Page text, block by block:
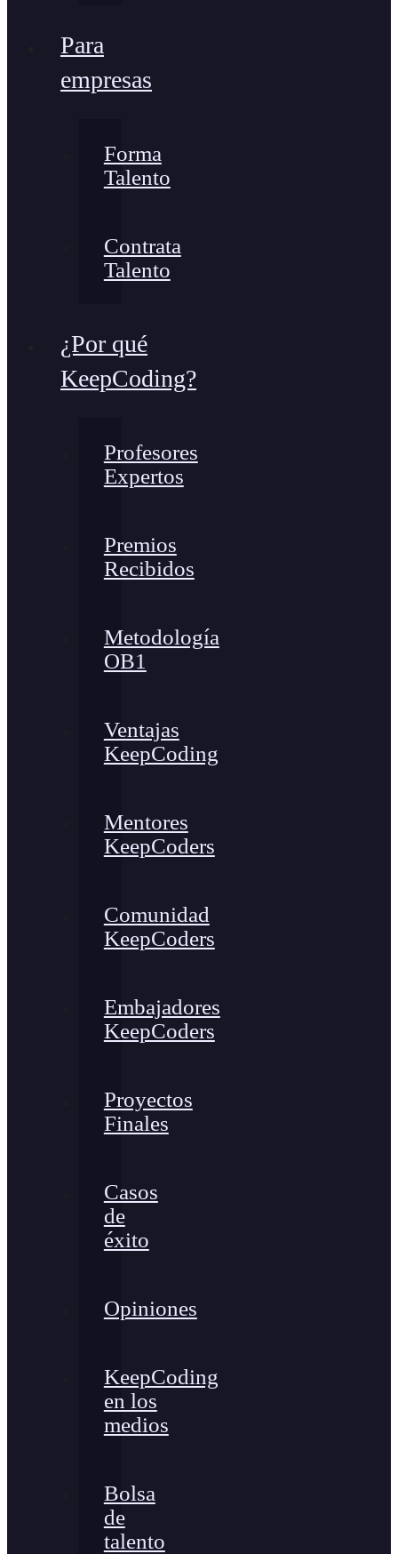
Para
empresas
Forma
Talento
Contrata
Talento
¿Por qué
KeepCoding?
Profesores
Expertos
Premios
Recibidos
Metodología
OB1
Ventajas
KeepCoding
Mentores
KeepCoders
Comunidad
KeepCoders
Embajadores
KeepCoders
Proyectos
Finales
Casos
de
éxito
Opiniones
KeepCoding
en los
medios
Bolsa
de
talento